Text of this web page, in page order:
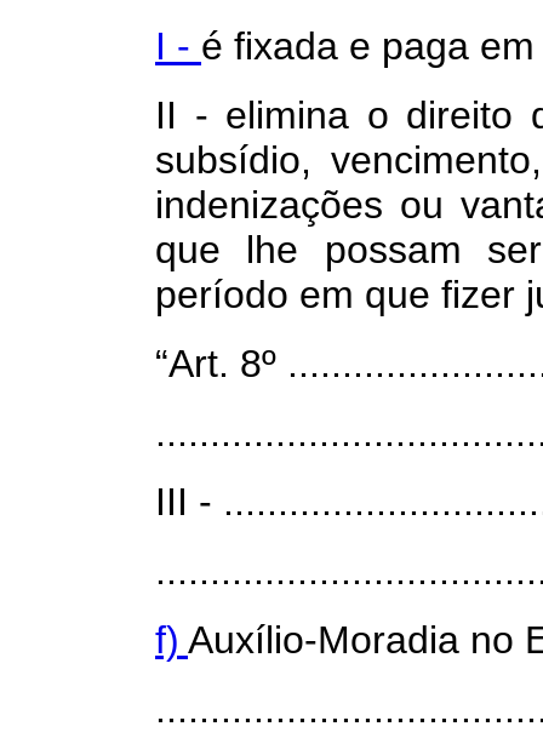
I - é fixada e paga
II - elimina o direito
subsídio,
indenizações ou
que lhe possam
período em que fizer
“Art. 8º
III -
f) Auxílio-Moradia no